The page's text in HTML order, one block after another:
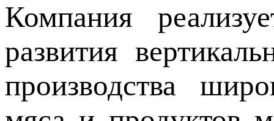
Компания
развития
производства